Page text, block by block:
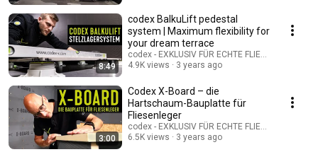
8:49
codex BalkuLift pedestal
system | Maximum flexibility for
your dream terrace
codex - EXKLUSIV FÜR ECHTE FLIESENLEGER
4.9K views
3 years ago
3:00
Codex X-Board – die
Hartschaum-Bauplatte für
Fliesenleger
codex - EXKLUSIV FÜR ECHTE FLIESENLEGER
6.5K views
3 years ago